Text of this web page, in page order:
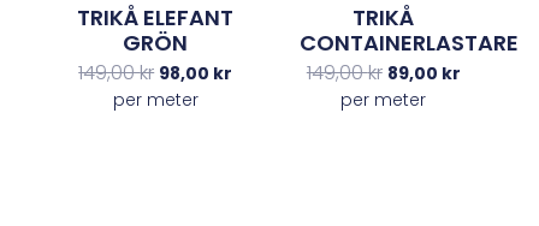
TRIKÅ ELEFANT
GRÖN
149,00kr 98,00 kr
per meter
TRIKÅ
CONTAINERLASTARE
149,00kr 89,00 kr
per meter